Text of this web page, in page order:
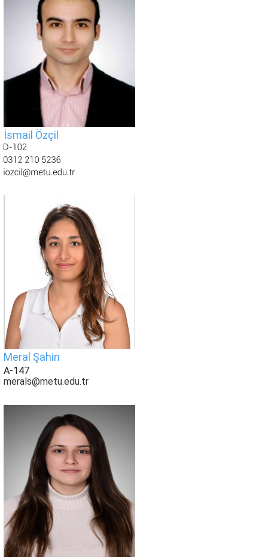
İsmail Özçil
Meral Şahin
A-147
merals@metu.edu.tr